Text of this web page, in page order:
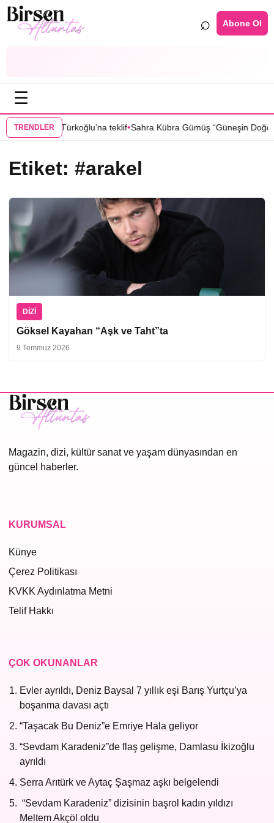
⌕ Abone Ol
☰
TRENDLERSıla Türkoğlu’na teklif•Sahra Kübra Gümüş “Güneşin
Etiket: #arakel
DIZI
Göksel Kayahan “Aşk ve Taht”ta
9 Temmuz 2026
Magazin, dizi, kültür sanat ve yaşam dünyasından en
güncel haberler.
KURUMSAL
Künye
Çerez Politikası
KVKK Aydınlatma Metni
Telif Hakkı
ÇOK OKUNANLAR
Evler ayrıldı, Deniz Baysal 7 yıllık eşi Barış Yurtçu’ya
boşanma davası açtı
“Taşacak Bu Deniz”e Emriye Hala geliyor
“Sevdam Karadeniz”de flaş gelişme, Damlasu İkizoğlu
ayrıldı
Serra Arıtürk ve Aytaç Şaşmaz aşkı belgelendi
“Sevdam Karadeniz” dizisinin başrol kadın yıldızı
Meltem Akçöl oldu